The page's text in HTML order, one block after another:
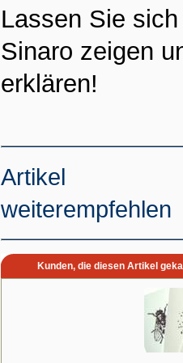
Lassen Sie
Sinaro zeigen
erklären!
Artikel
weiterempfehlen
Kunden, die diesen Artikel